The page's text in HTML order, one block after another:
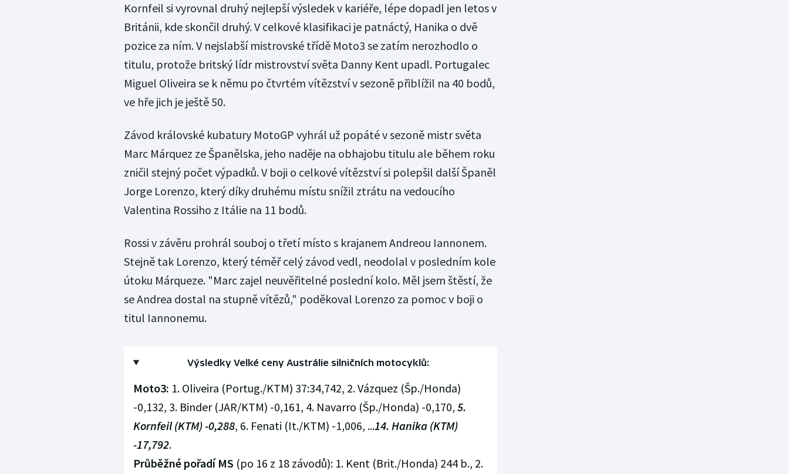
Kornfeil si vyrovnal druhý nejlepší výsledek v kariéře, lépe dopadl jen letos v
Británii, kde skončil druhý. V celkové klasifikaci je patnáctý, Hanika o dvě
pozice za ním. V nejslabší mistrovské třídě Moto3 se zatím nerozhodlo o
titulu, protože britský lídr mistrovství světa Danny Kent upadl. Portugalec
Miguel Oliveira se k němu po čtvrtém vítězství v sezoně přiblížil na 40 bodů,
ve hře jich je ještě 50.
Závod královské kubatury MotoGP vyhrál už popáté v sezoně mistr světa
Marc Márquez ze Španělska, jeho naděje na obhajobu titulu ale během roku
zničil stejný počet výpadků. V boji o celkové vítězství si polepšil další Španěl
Jorge Lorenzo, který díky druhému místu snížil ztrátu na vedoucího
Valentina Rossiho z Itálie na 11 bodů.
Rossi v závěru prohrál souboj o třetí místo s krajanem Andreou Iannonem.
Stejně tak Lorenzo, který téměř celý závod vedl, neodolal v posledním kole
útoku Márqueze. "Marc zajel neuvěřitelné poslední kolo. Měl jsem štěstí, že
se Andrea dostal na stupně vítězů," poděkoval Lorenzo za pomoc v boji o
titul Iannonemu.
Výsledky Velké ceny Austrálie silničních motocyklů:
Moto3: 1. Oliveira (Portug./KTM) 37:34,742, 2. Vázquez (Šp./Honda)
-0,132, 3. Binder (JAR/KTM) -0,161, 4. Navarro (Šp./Honda) -0,170, 5.
Kornfeil (KTM) -0,288, 6. Fenati (It./KTM) -1,006, ...14. Hanika (KTM)
-17,792.
Průběžné pořadí MS (po 16 z 18 závodů): 1. Kent (Brit./Honda) 244 b., 2.